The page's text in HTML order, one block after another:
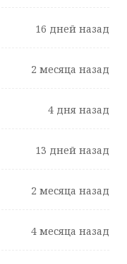
16 дней назад
2 месяца назад
4 дня назад
13 дней назад
2 месяца назад
4 месяца назад